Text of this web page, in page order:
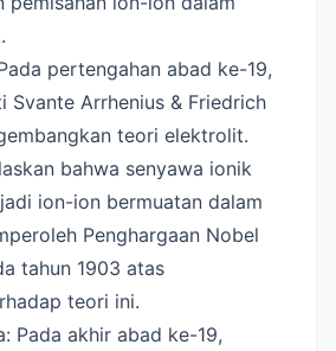
pertengahan abad ke-19,
Svante Arrhenius & Friedrich
teori elektrolit.
bahwa senyawa ionik
ion-ion bermuatan dalam
Penghargaan Nobel
tahun 1903 atas
teori ini.
Pada akhir abad ke-19,